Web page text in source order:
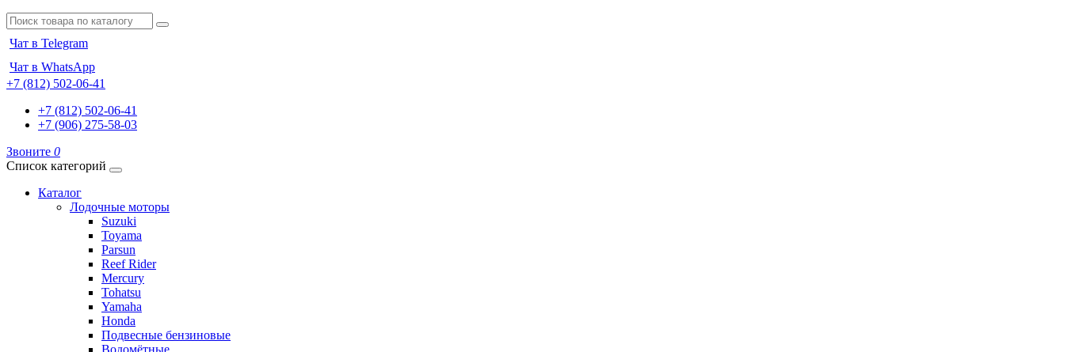
Чат в Telegram
Чат в WhatsApp
+7 (812) 502-06-41
+7 (812) 502-06-41
+7 (906) 275-58-03
Звоните 0
Список категорий
Каталог
Лодочные моторы
Suzuki
Toyama
Parsun
Reef Rider
Mercury
Tohatsu
Yamaha
Honda
Подвесные бензиновые
Водомётные